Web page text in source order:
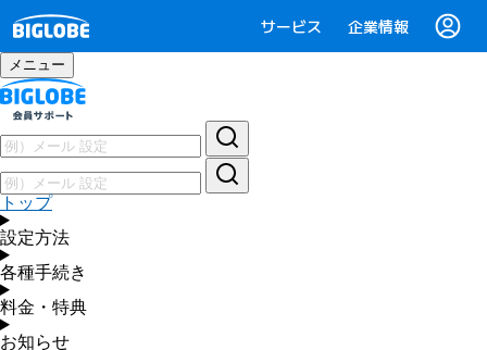
サービス 企業情報
メニュー
トップ
設定方法
各種手続き
料金・特典
お知らせ